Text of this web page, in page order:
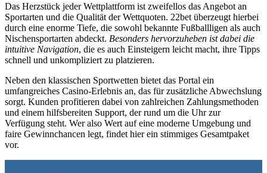
Das Herzstück jeder Wettplattform ist zweifellos das Angebot an
Sportarten und die Qualität der Wettquoten. 22bet überzeugt hierbei
durch eine enorme Tiefe, die sowohl bekannte Fußballligen als auch
Nischensportarten abdeckt. Besonders hervorzuheben ist dabei die
intuitive Navigation, die es auch Einsteigern leicht macht, ihre Tipps
schnell und unkompliziert zu platzieren.
Neben den klassischen Sportwetten bietet das Portal ein
umfangreiches Casino-Erlebnis an, das für zusätzliche Abwechslung
sorgt. Kunden profitieren dabei von zahlreichen Zahlungsmethoden
und einem hilfsbereiten Support, der rund um die Uhr zur
Verfügung steht. Wer also Wert auf eine moderne Umgebung und
faire Gewinnchancen legt, findet hier ein stimmiges Gesamtpaket
vor.